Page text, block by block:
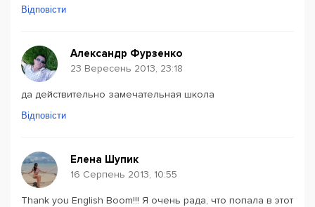
Відповісти
Александр Фурзенко
23 Вересень 2013, 23:18
да действительно замечательная школа
Відповісти
Елена Шупик
16 Серпень 2013, 10:55
Thank you English Boom!!! Я очень рада, что попала в этот